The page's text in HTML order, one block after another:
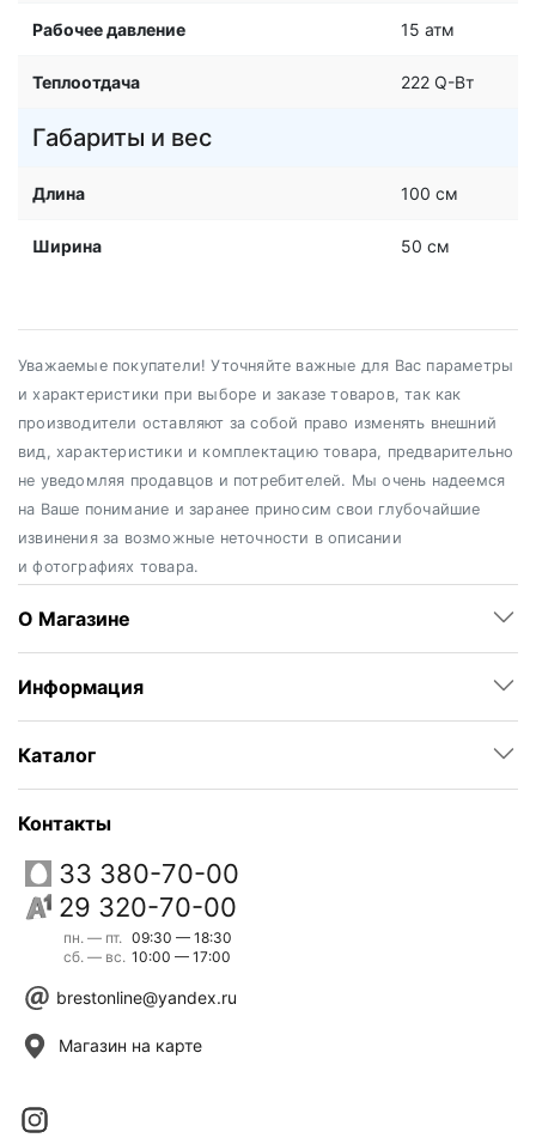
Рабочее давление 15 атм
Теплоотдача 222 Q-Вт
Габариты и вес
Длина 100 см
Ширина 50 см
Уважаемые покупатели! Уточняйте важные для Вас параметры
и характеристики при выборе и заказе товаров, так как
производители оставляют за собой право изменять внешний
вид, характеристики и комплектацию товара, предварительно
не уведомляя продавцов и потребителей. Мы очень надеемся
на Ваше понимание и заранее приносим свои глубочайшие
извинения за возможные неточности в описании
и фотографиях товара.
О Магазине
Информация
Каталог
Контакты
33 380-70-00
29 320-70-00
пн. — пт.
сб. — вс.
09:30 — 18:30
10:00 — 17:00
brestonline@yandex.ru
Магазин на карте